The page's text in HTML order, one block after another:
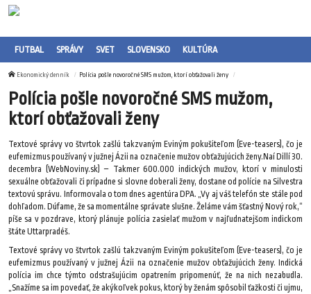
FUTBAL SPRÁVY SVET SLOVENSKO KULTÚRA
Ekonomický denník Polícia pošle novoročné SMS mužom, ktorí obťažovali ženy
Polícia pošle novoročné SMS mužom,
ktorí obťažovali ženy
Textové správy vo štvrtok zašlú takzvaným Eviným pokušiteľom (Eve-teasers), čo je
eufemizmus používaný v južnej Ázii na označenie mužov obťažujúcich ženy.Naí Dillí 30.
decembra (WebNoviny.sk) – Takmer 600.000 indických mužov, ktorí v minulosti
sexuálne obťažovali či prípadne si slovne doberali ženy, dostane od polície na Silvestra
textovú správu. Informovala o tom dnes agentúra DPA. „Vy aj váš telefón ste stále pod
dohľadom. Dúfame, že sa momentálne správate slušne. Želáme vám šťastný Nový rok,“
píše sa v pozdrave, ktorý plánuje polícia zasielať mužom v najľudnatejšom indickom
štáte Uttarpradéš.
Textové správy vo štvrtok zašlú takzvaným Eviným pokušiteľom (Eve-teasers), čo je
eufemizmus používaný v južnej Ázii na označenie mužov obťažujúcich ženy. Indická
polícia im chce týmto odstrašujúcim opatrením pripomenúť, že na nich nezabudla.
„Snažíme sa im povedať, že akýkoľvek pokus, ktorý by ženám spôsobil ťažkosti či ujmu,